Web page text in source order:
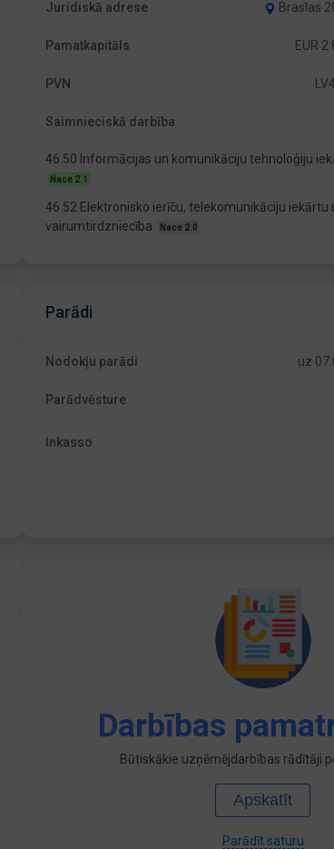
Juridiskā adrese Braslas
Pamatkapitāls EUR
PVN
Saimnieciskā darbība
46.50 Informācijas un komunikāciju tehnoloģiju
Nace 2.1
46.52 Elektronisko ierīču, telekomunikāciju iekārtu
vairumtirdzniecība
Nace 2.0
Parādi
Nodokļu parādi uz
Parādvēsture
Inkasso
Darbības
Būtiskākie uzņēmējdarbības rādītāji
Apskatīt
Parādīt saturu